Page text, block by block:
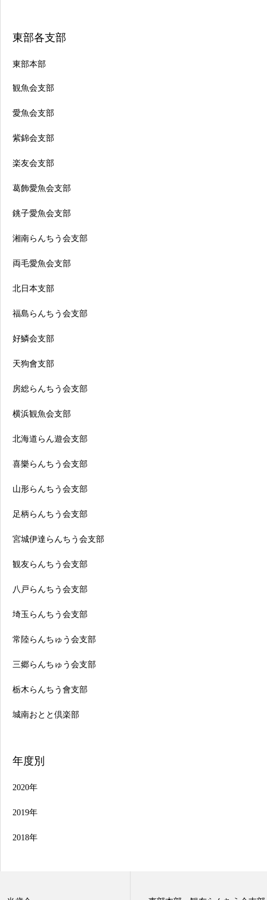
東部各支部
東部本部
観魚会支部
愛魚会支部
紫錦会支部
楽友会支部
葛飾愛魚会支部
銚子愛魚会支部
湘南らんちう会支部
両毛愛魚会支部
北日本支部
福島らんちう会支部
好鱗会支部
天狗會支部
房総らんちう会支部
横浜観魚会支部
北海道らん遊会支部
喜樂らんちう会支部
山形らんちう会支部
足柄らんちう会支部
宮城伊達らんちう会支部
観友らんちう会支部
八戸らんちう会支部
埼玉らんちう会支部
常陸らんちゅう会支部
三郷らんちゅう会支部
栃木らんちう會支部
城南おとと倶楽部
年度別
2020年
2019年
2018年